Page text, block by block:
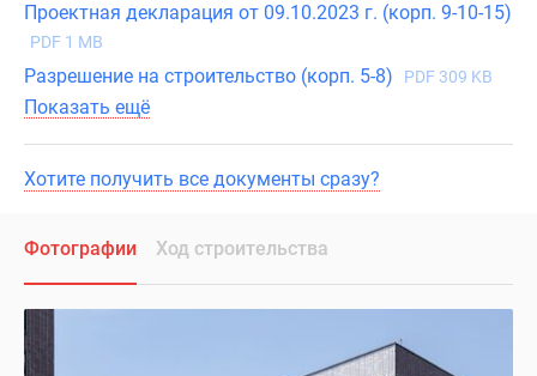
Проектная декларация от 09.10.2023 г. (корп. 9-10-15)
PDF 1 MB
Разрешение на строительство (корп. 5-8) PDF 309 KB
Показать ещё
Хотите получить все документы сразу?
Фотографии Ход строительства